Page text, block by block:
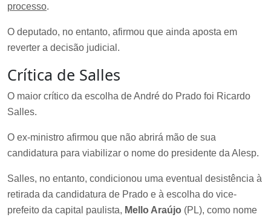
processo.
O deputado, no entanto, afirmou que ainda aposta em
reverter a decisão judicial.
Crítica de Salles
O maior crítico da escolha de André do Prado foi Ricardo
Salles.
O ex-ministro afirmou que não abrirá mão de sua
candidatura para viabilizar o nome do presidente da Alesp.
Salles, no entanto, condicionou uma eventual desistência à
retirada da candidatura de Prado e à escolha do vice-
prefeito da capital paulista, Mello Araújo (PL), como nome